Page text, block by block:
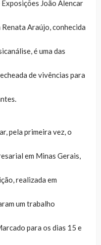
João Alencar
Araújo, conhecida
é uma das
de vivências para
pela primeira vez, o
em Minas Gerais,
realizada em
um trabalho
para os dias 15 e